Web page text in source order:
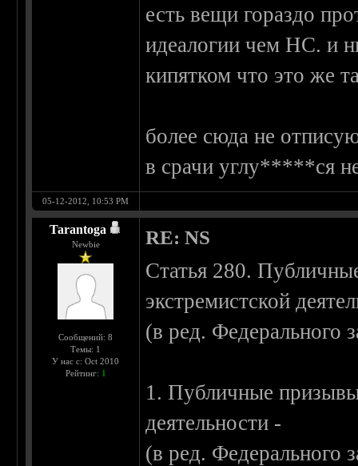
есть вещи гораздо
идеалогии чем НС. и
кипятком что это же
более сюда не
в срачи углу*****ся
05-12-2012, 10:53 PM
Tarantoga
Newbie
Сообщений: 8
Темы: 1
У нас с: Oct 2010
Рейтинг: 1
RE: NS
Статья 280.
экстремистской
(в ред. Федерального
1. Публичные
деятельности -
(в ред. Федерального